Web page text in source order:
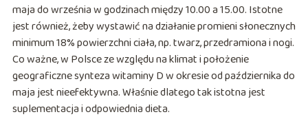
maja do września w godzinach między 10.00 a 15.00. Istotne
jest również, żeby wystawić na działanie promieni słonecznych
minimum 18% powierzchni ciała, np. twarz, przedramiona i nogi.
Co ważne, w Polsce ze względu na klimat i położenie
geograficzne synteza witaminy D w okresie od października do
maja jest nieefektywna. Właśnie dlatego tak istotna jest
suplementacja i odpowiednia dieta.